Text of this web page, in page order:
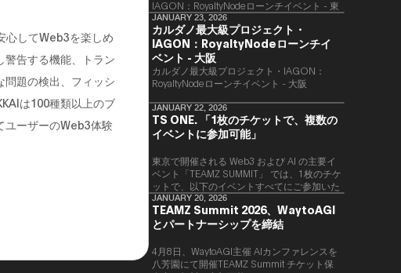
心してWeb3を楽しめ
警告する機能、トラン
題の検出、フィッシ
は100種類以上のブ
ユーザーのWeb3体験
IAGON：RoyaltyNodeローンチイベント - 東
京
JANUARY 23, 2026
カルダノ最大級プロジェクト・
IAGON：RoyaltyNodeローンチイ
ベント - 大阪
​カルダノ最大級プロジェクト・IAGON：
RoyaltyNodeローンチイベント - 大阪
JANUARY 22, 2026
TS ONE. 「1枚のチケットで、複数の
イベントに参加可能」
東京で開催される Web3 および AI の主要イ
ベント「TEAMZ SUMMIT」 では、1枚のチケ
ットで、以下のイベントすべてにご参加いた
だけます。
JANUARY 20, 2026
TEAMZ Summit 2026、WaytoAGI
とパートナーシップを締結
4月8日、WaytoAGI主催 AIカンファレンスを
八芳園にて開催TEAMZ Summit チケット保